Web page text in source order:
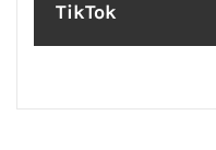
TikTok